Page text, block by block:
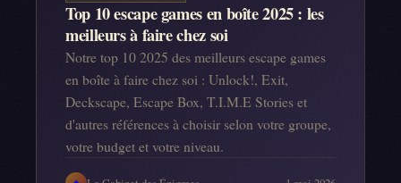
Top 10 escape games en boîte 2025 : les
meilleurs à faire chez soi
Notre top 10 2025 des meilleurs escape games
en boîte à faire chez soi : Unlock!, Exit,
Deckscape, Escape Box, T.I.M.E Stories et
d'autres références à choisir selon votre groupe,
votre budget et votre niveau.